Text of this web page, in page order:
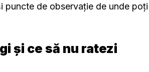
puncte de observație de unde
și ce să nu ratezi